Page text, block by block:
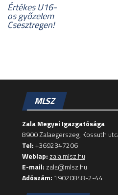
Értékes U16-
os győzelem
Csesztregen!
MLSZ
Zala Megyei Igazgatósága
8900 Zalaegerszeg, Kossuth
Tel:+3692347206
Weblap: zala.mlsz.hu
E-mail: zala@mlsz.hu
Adószám: 19020848-2-44